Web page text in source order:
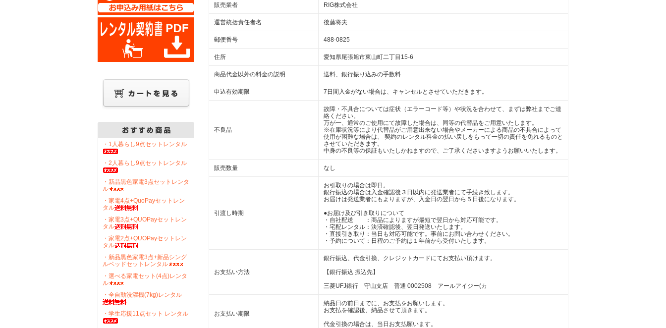
・1人暮らし9点セットレンタル
・2人暮らし9点セットレンタル
・新品黒色家電3点セットレンタ
ル
・家電4点+QuoPayセットレン
タル
・家電3点+QUOPayセットレン
タル
・家電2点+QUOPayセットレン
タル
・新品黒色家電3点+新品シング
ルベッドセットレンタル
・選べる家電セット(4点)レンタ
ル
・全自動洗濯機(7kg)レンタル
・学生応援11点セット レンタル
販売業者 RIG株式会社
運営統括責任者名 後藤将夫
郵便番号 488-0825
住所 愛知県尾張旭市東山町二丁目15-6
商品代金以外の料金の説明 送料、銀行振り込みの手数料
申込有効期限 7日間入金がない場合は、キャンセルとさせていただきます。
不良品
故障・不具合については症状（エラーコード等）や状況を合わせて、まずは弊社までご連
絡ください。
万が一、通常のご使用にて故障した場合は、同等の代替品をご用意いたします。
※在庫状況等により代替品がご用意出来ない場合やメーカーによる商品の不具合によって
使用が困難な場合は、 契約のレンタル料金の払い戻しをもって一切の責任を免れるものと
させていただきます。
中身の不良等の保証もいたしかねますので、ご了承くださいますようお願いいたします。
販売数量 なし
引渡し時期
お引取りの場合は即日。
銀行振込の場合は入金確認後３日以内に発送業者にて手続き致します。
お届けは発送業者にもよりますが、入金日の翌日から５日後になります。
●お届け及び引き取りについて
・自社配送 ：商品によりますが最短で翌日から対応可能です。
・宅配レンタル：決済確認後、翌日発送いたします。
・直接引き取り：当日も対応可能です。事前にお問い合わせください。
・予約について：日程のご予約は１年前から受付いたします。
お支払い方法
銀行振込、代金引換、クレジットカードにてお支払い頂けます。
【銀行振込 振込先】
三菱UFJ銀行 守山支店 普通 0002508 アールアイジー(カ
お支払い期限
納品日の前日までに、お支払をお願いします。
お支払を確認後、納品させて頂きます。
代金引換の場合は、当日お支払願います。